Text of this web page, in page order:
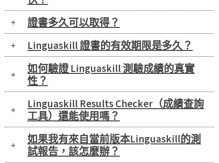
證書多久可以取得？
Linguaskill 證書的有效期限是多久？
如何驗證 Linguaskill 測驗成績的真實
性？
Linguaskill Results Checker（成績查詢
工具）還能使用嗎？
如果我有來自當前版本Linguaskill的測
試報告，該怎麼辦？